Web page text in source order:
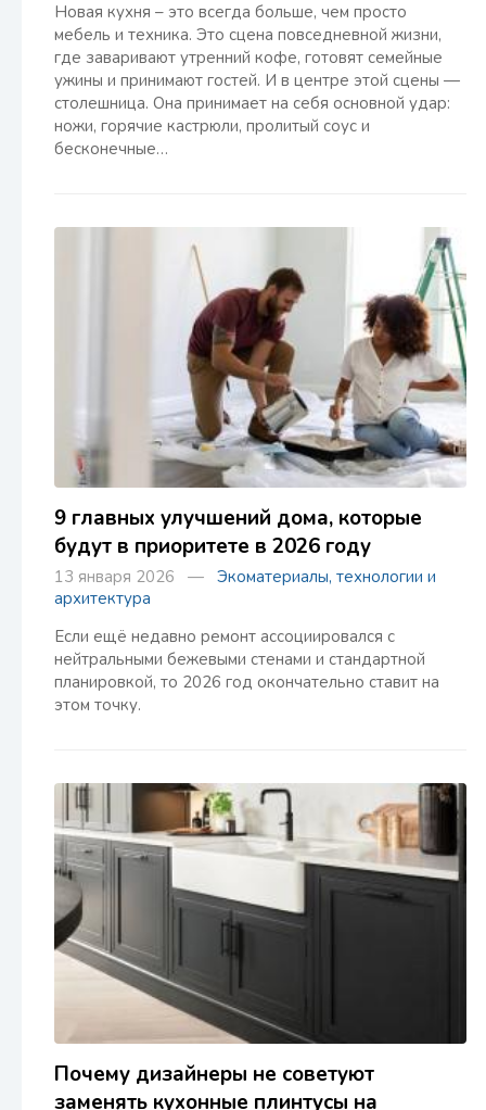
Новая кухня – это всегда больше, чем просто
мебель и техника. Это сцена повседневной жизни,
где заваривают утренний кофе, готовят семейные
ужины и принимают гостей. И в центре этой сцены —
столешница. Она принимает на себя основной удар:
ножи, горячие кастрюли, пролитый соус и
бесконечные…
9 главных улучшений дома, которые
будут в приоритете в 2026 году
13 января 2026 — Экоматериалы, технологии и
архитектура
Если ещё недавно ремонт ассоциировался с
нейтральными бежевыми стенами и стандартной
планировкой, то 2026 год окончательно ставит на
этом точку.
Почему дизайнеры не советуют
заменять кухонные плинтусы на